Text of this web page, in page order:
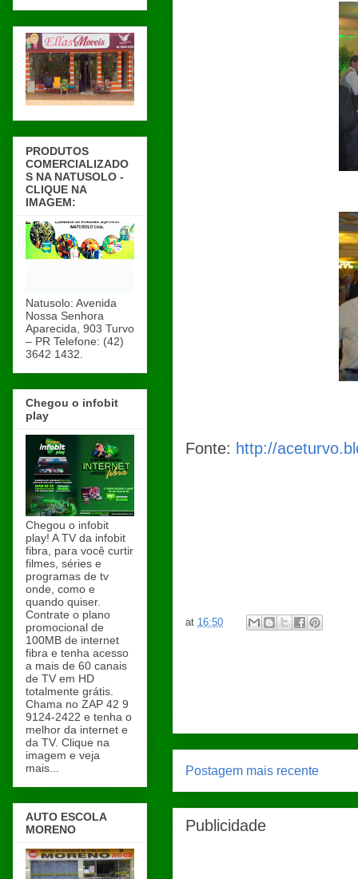
Fonte: http://
at 16:50
Postagem mais recente
Publicidade
PRODUTOS
COMERCIALIZADO
S NA NATUSOLO -
CLIQUE NA
IMAGEM:
Natusolo: Avenida
Nossa Senhora
Aparecida, 903 Turvo
– PR Telefone: (42)
3642 1432.
Chegou o infobit
play
Chegou o infobit
play! A TV da infobit
fibra, para você curtir
filmes, séries e
programas de tv
onde, como e
quando quiser.
Contrate o plano
promocional de
100MB de internet
fibra e tenha acesso
a mais de 60 canais
de TV em HD
totalmente grátis.
Chama no ZAP 42 9
9124-2422 e tenha o
melhor da internet e
da TV. Clique na
imagem e veja
mais...
AUTO ESCOLA
MORENO